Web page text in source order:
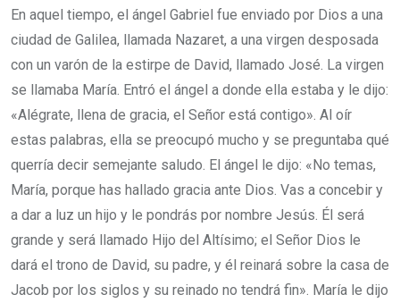
En aquel tiempo, el ángel Gabriel fue enviado por Dios a una
ciudad de Galilea, llamada Nazaret, a una virgen desposada
con un varón de la estirpe de David, llamado José. La virgen
se llamaba María. Entró el ángel a donde ella estaba y le dijo:
«Alégrate, llena de gracia, el Señor está contigo». Al oír
estas palabras, ella se preocupó mucho y se preguntaba qué
querría decir semejante saludo. El ángel le dijo: «No temas,
María, porque has hallado gracia ante Dios. Vas a concebir y
a dar a luz un hijo y le pondrás por nombre Jesús. Él será
grande y será llamado Hijo del Altísimo; el Señor Dios le
dará el trono de David, su padre, y él reinará sobre la casa de
Jacob por los siglos y su reinado no tendrá fin». María le dijo